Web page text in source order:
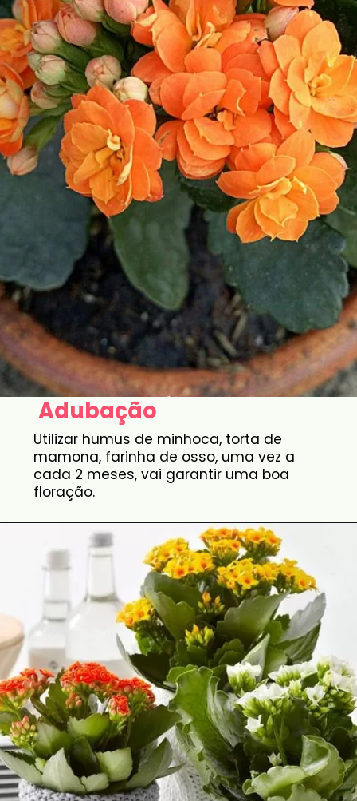
Adubação
Utilizar humus de minhoca, torta de
mamona, farinha de osso, uma vez a
cada 2 meses, vai garantir uma boa
floração.